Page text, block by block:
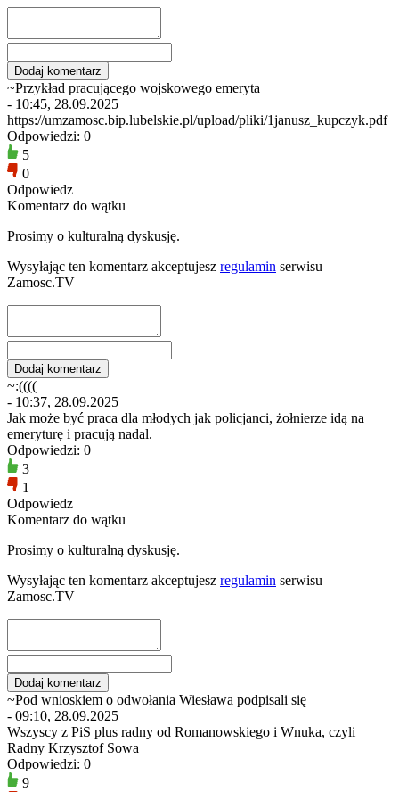
~Przykład pracującego wojskowego emeryta
- 10:45, 28.09.2025
https://umzamosc.bip.lubelskie.pl/upload/pliki/1janusz_kupczyk.pdf
Odpowiedzi: 0
5
0
Odpowiedz
Komentarz do wątku
Prosimy o kulturalną dyskusję.
Wysyłając ten komentarz akceptujesz regulamin serwisu
Zamosc.TV
~:((((
- 10:37, 28.09.2025
Jak może być praca dla młodych jak policjanci, żołnierze idą na
emeryturę i pracują nadal.
Odpowiedzi: 0
3
1
Odpowiedz
Komentarz do wątku
Prosimy o kulturalną dyskusję.
Wysyłając ten komentarz akceptujesz regulamin serwisu
Zamosc.TV
~Pod wnioskiem o odwołania Wiesława podpisali się
- 09:10, 28.09.2025
Wszyscy z PiS plus radny od Romanowskiego i Wnuka, czyli
Radny Krzysztof Sowa
Odpowiedzi: 0
9